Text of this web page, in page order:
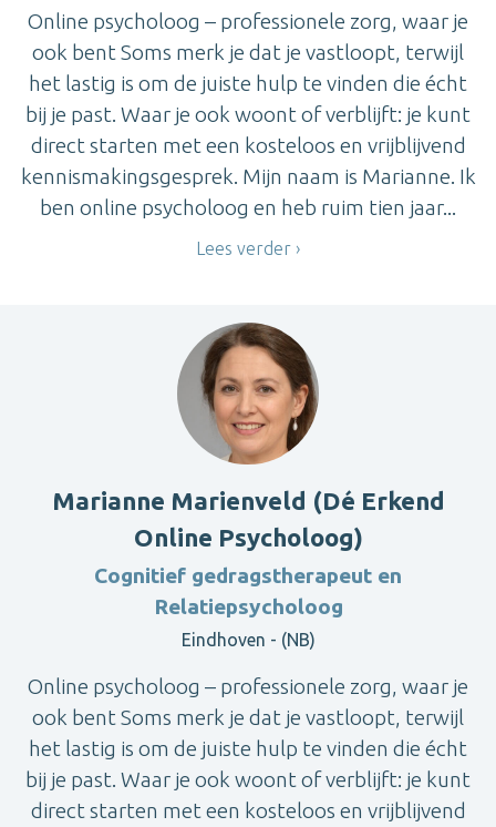
Online psycholoog – professionele zorg, waar je
ook bent Soms merk je dat je vastloopt, terwijl
het lastig is om de juiste hulp te vinden die écht
bij je past. Waar je ook woont of verblijft: je kunt
direct starten met een kosteloos en vrijblijvend
kennismakingsgesprek. Mijn naam is Marianne. Ik
ben online psycholoog en heb ruim tien jaar...
Lees verder
Marianne Marienveld (Dé Erkend
Online Psycholoog)
Cognitief gedragstherapeut en
Relatiepsycholoog
Eindhoven - (NB)
Online psycholoog – professionele zorg, waar je
ook bent Soms merk je dat je vastloopt, terwijl
het lastig is om de juiste hulp te vinden die écht
bij je past. Waar je ook woont of verblijft: je kunt
direct starten met een kosteloos en vrijblijvend